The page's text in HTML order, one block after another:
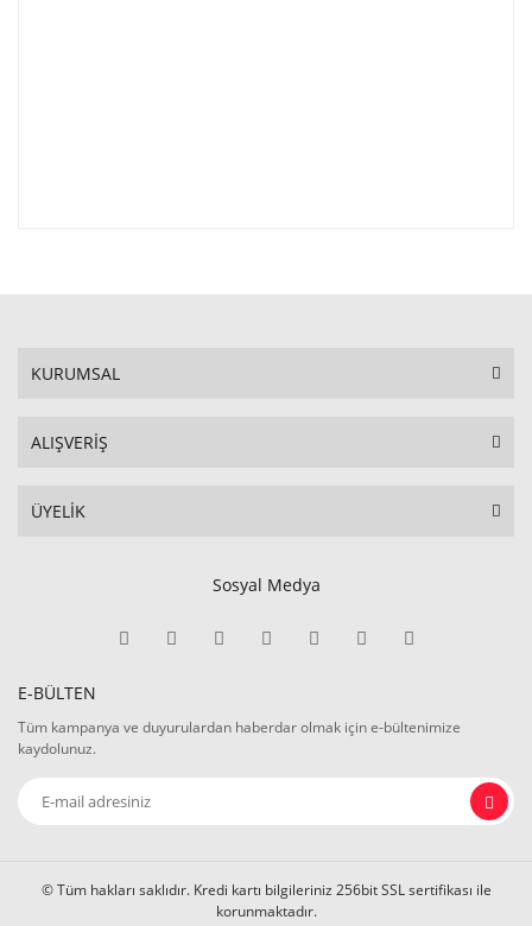
KURUMSAL
ALIŞVERİŞ
ÜYELİK
Sosyal Medya
E-BÜLTEN
Tüm kampanya ve duyurulardan haberdar olmak için e-bültenimize
kaydolunuz.
© Tüm hakları saklıdır. Kredi kartı bilgileriniz 256bit SSL sertifikası ile
korunmaktadır.